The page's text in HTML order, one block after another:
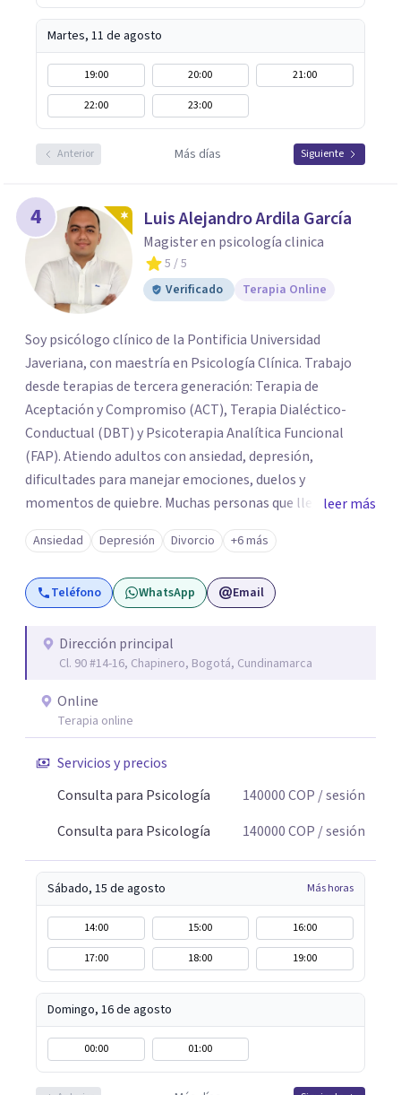
Martes, 11 de agosto
19:00 20:00
21:00
22:00
23:00
Anterior Más días Siguiente
4 Luis Alejandro Ardila García
Magister en psicología clinica
5 / 5
Verificado
Terapia Online
Soy psicólogo clínico de la Pontificia Universidad
Javeriana, con maestría en Psicología Clínica. Trabajo
desde terapias de tercera generación: Terapia de
Aceptación y Compromiso (ACT), Terapia Dialéctico-
Conductual (DBT) y Psicoterapia Analítica Funcional
(FAP). Atiendo adultos con ansiedad, depresión,
dificultades para manejar emociones, duelos y
momentos de quiebre. Muchas personas que llegan a
consulta no solo cargan con un síntoma: sienten que sus
propias reacciones emocionales les complican más la
vida. Desde ahí trabajamos. No busco eliminar el
malestar a la fuerza. Prefiero entender qué lo sostiene y
forma presencial y también online.
leer más
Ansiedad Depresión Divorcio +6 más
Teléfono WhatsApp Email
Dirección principal
Cl. 90 #14-16, Chapinero, Bogotá, Cundinamarca
Online
Terapia online
Servicios y precios
Consulta para Psicología
140000COP / sesión
Consulta para Psicología
140000COP / sesión
Sábado, 15 de agosto Más horas
14:00 15:00
16:00
17:00
18:00 19:00
Domingo, 16 de agosto
00:00 01:00